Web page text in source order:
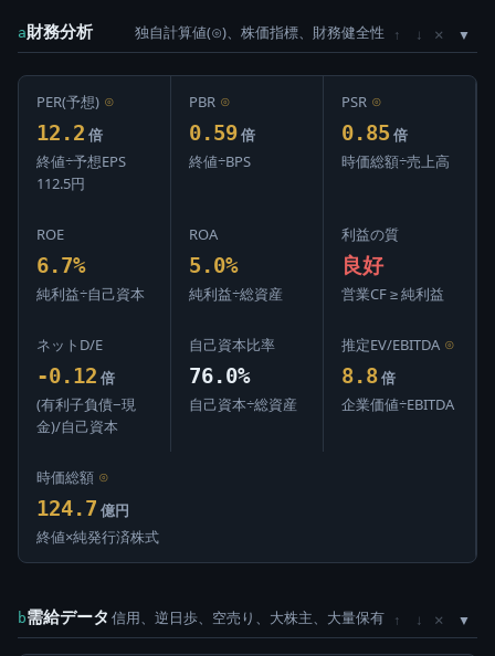
a財務分析 独自計算値(⊙)、株価指標、財務健全性 ↑ ↓ ×
PER(予想) ⊙
12.2 倍
終値÷予想EPS
112.5円
PBR ⊙
0.59 倍
終値÷BPS
PSR ⊙
0.85 倍
時価総額÷売上高
ROE
6.7%
純利益÷自己資本
ROA
5.0%
純利益÷総資産
利益の質
良好
営業CF ≥ 純利益
ネットD/E
-0.12 倍
(有利子負債−現
金)/自己資本
自己資本比率
76.0%
自己資本÷総資産
推定EV/EBITDA ⊙
8.8 倍
企業価値÷EBITDA
時価総額 ⊙
124.7 億円
終値×純発行済株式
b需給データ 信用、逆日歩、空売り、大株主、大量保有 ↑ ↓ ×